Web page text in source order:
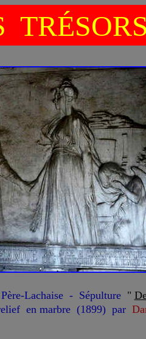
Lachaise - Sépulture "
en marbre (1899) par